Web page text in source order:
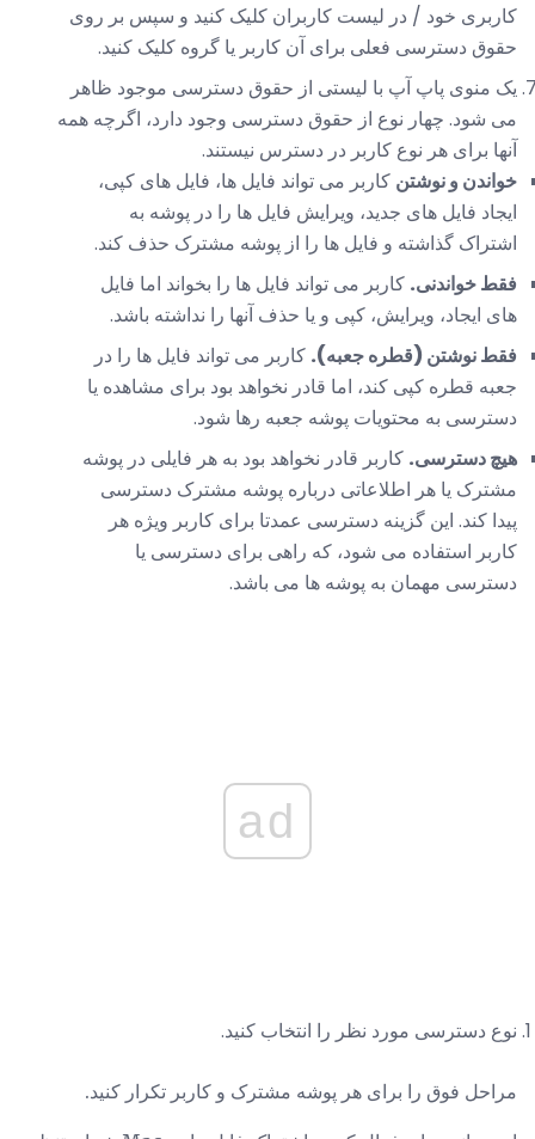
کاربری خود / در لیست کاربران کلیک کنید و سپس بر روی
حقوق دسترسی فعلی برای آن کاربر یا گروه کلیک کنید.
یک منوی پاپ آپ با لیستی از حقوق دسترسی موجود ظاهر
می شود. چهار نوع از حقوق دسترسی وجود دارد، اگرچه همه
آنها برای هر نوع کاربر در دسترس نیستند.
خواندن و نوشتن کاربر می تواند فایل ها، فایل های کپی،
ایجاد فایل های جدید، ویرایش فایل ها را در پوشه به
اشتراک گذاشته و فایل ها را از پوشه مشترک حذف کند.
فقط خواندنی. کاربر می تواند فایل ها را بخواند اما فایل
های ایجاد، ویرایش، کپی و یا حذف آنها را نداشته باشد.
فقط نوشتن (قطره جعبه). کاربر می تواند فایل ها را در
جعبه قطره کپی کند، اما قادر نخواهد بود برای مشاهده یا
دسترسی به محتویات پوشه جعبه رها شود.
هیچ دسترسی. کاربر قادر نخواهد بود به هر فایلی در پوشه
مشترک یا هر اطلاعاتی درباره پوشه مشترک دسترسی
پیدا کند. این گزینه دسترسی عمدتا برای کاربر ویژه هر
کاربر استفاده می شود، که راهی برای دسترسی یا
دسترسی مهمان به پوشه ها می باشد.
ad
نوع دسترسی مورد نظر را انتخاب کنید.
مراحل فوق را برای هر پوشه مشترک و کاربر تکرار کنید.